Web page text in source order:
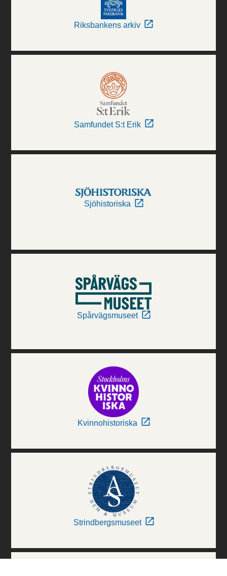
Riksbankens arkiv
Samfundet S:t Erik
Sjöhistoriska
Spårvägsmuseet
Kvinnohistoriska
Strindbergsmuseet